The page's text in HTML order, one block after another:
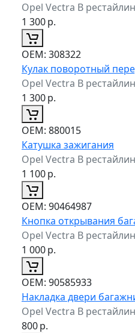
Opel Vectra B
1 300р.
ОЕМ: 308322
Кулак поворотный
Opel Vectra B
1 300р.
ОЕМ: 880015
Катушка зажигания
Opel Vectra B
1 100р.
ОЕМ: 90464987
Кнопка открывания
Opel Vectra B
1 000р.
ОЕМ: 90585933
Накладка двери
Opel Vectra B
800р.